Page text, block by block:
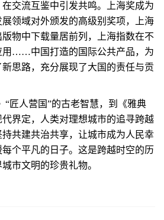
流互鉴中引发共鸣。上海奖成为
领域对外颁发的高级别奖项，上海
物中下载量居前列，上海指数在不
用……中国打造的国际公共产品，为
思路，充分展现了大国的责任与贡
人营国”的古老智慧，到《雅典
界定，人类对理想城市的追寻跨越
共建共治共享，让城市成为人民幸
个平凡的日子。这是跨越时空的历
市文明的珍贵礼物。